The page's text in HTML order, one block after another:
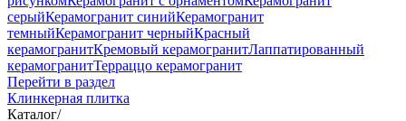
серыйКерамогранит синийКерамогранит
темныйКерамогранит черныйКрасный
керамогранитКремовый керамогранитЛаппатированный
керамогранитТерраццо керамогранит
Перейти в раздел
Клинкерная плитка
Каталог/